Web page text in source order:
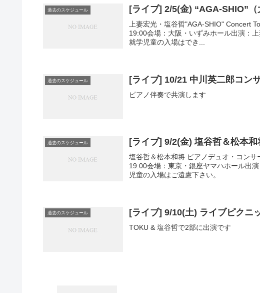
過去のスケジュール [ライブ] 2/5(金) “AGA-SHIO”（
上妻宏光・塩谷哲"AGA-SHIO"
19:00会場：大阪・いずみホール出演：
就学児童の入場はでき...
過去のスケジュール [ライブ] 10/21 中川英二郎コン
ピアノ伴奏で共演します
過去のスケジュール [ライブ] 9/2(金) 塩谷哲＆松本和
塩谷哲＆松本和将 ピアノデュオ・コン
19:00会場：東京・銀座ヤマハホール出
児童の入場はご遠慮下さい。
過去のスケジュール [ライブ] 9/10(土) ライブピクニ
TOKU & 塩谷哲で2部に出演です